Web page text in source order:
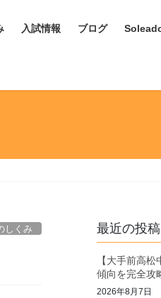
入試情報 ブログ
しくみ 最近の投稿
【大手前高
傾向を完全攻
2026年8月7日